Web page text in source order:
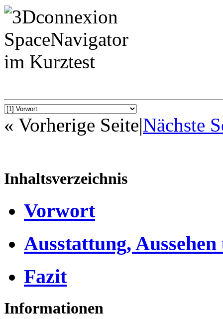
« Vorherige Seite|Nächste
Inhaltsverzeichnis
Vorwort
Ausstattung,
Fazit
Informationen